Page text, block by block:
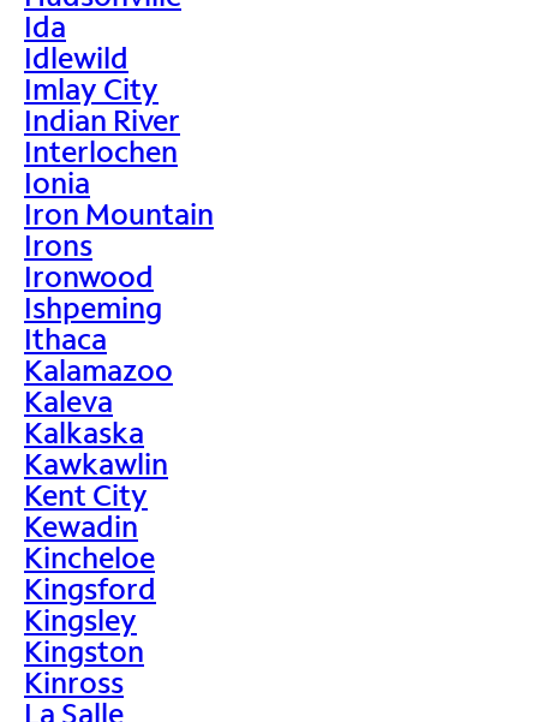
Ida
Idlewild
Imlay City
Indian River
Interlochen
Ionia
Iron Mountain
Irons
Ironwood
Ishpeming
Ithaca
Kalamazoo
Kaleva
Kalkaska
Kawkawlin
Kent City
Kewadin
Kincheloe
Kingsford
Kingsley
Kingston
Kinross
La Salle